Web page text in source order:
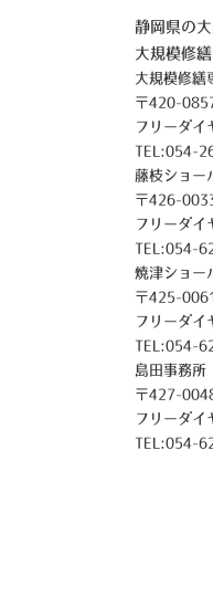
静岡県の
大規模修繕
大規模修繕
〒420-
フリーダ
TEL:054-
藤枝ショー
〒426-
フリーダ
TEL:054-
焼津ショー
〒425-
フリーダ
TEL:054-
島田事務所
〒427-
フリーダ
TEL:054-